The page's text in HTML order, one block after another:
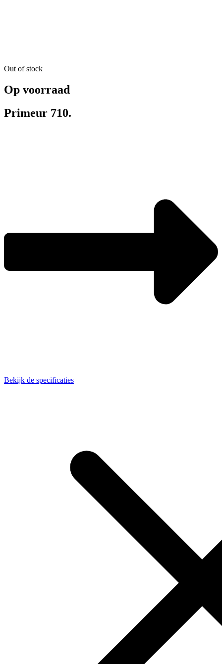
Out of stock
Op voorraad
Primeur 710.
Bekijk de specificaties